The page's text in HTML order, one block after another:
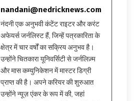
nandani@nedricknews.com
नंदनी एक अनुभवी कंटेंट राइटर और करंट
अफेयर्स जर्नलिस्ट हैं, जिन्हें पत्रकारिता के
क्षेत्र में चार वर्षों का सक्रिय अनुभव है।
उन्होंने चितकारा यूनिवर्सिटी से जर्नलिज़्म
और मास कम्युनिकेशन में मास्टर डिग्री
प्राप्त की है। अपने करियर की शुरुआत
उन्होंने न्यूज़ एंकर के रूप में की, जहां